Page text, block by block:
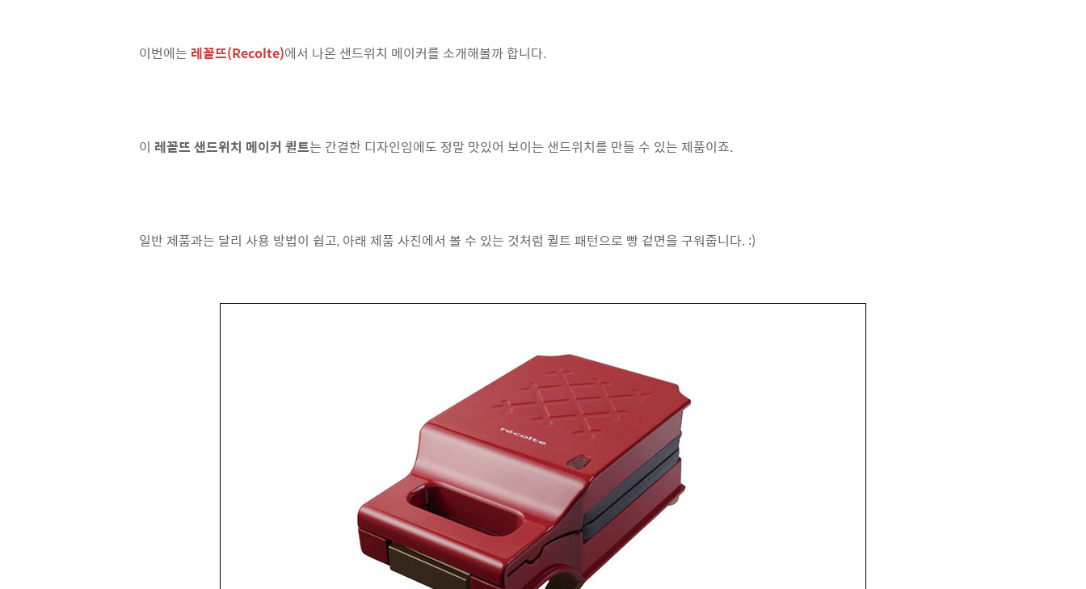
이번에는 레꼴뜨(Recolte)에서 나온 샌드위치 메이커를 소개해볼까 합니다.
이 레꼴뜨 샌드위치 메이커 퀼트는 간결한 디자인임에도 정말 맛있어 보이는 샌드위치를 만들 수 있는 제품이죠.
일반 제품과는 달리 사용 방법이 쉽고, 아래 제품 사진에서 볼 수 있는 것처럼 퀼트 패턴으로 빵 겉면을 구워줍니다. :)